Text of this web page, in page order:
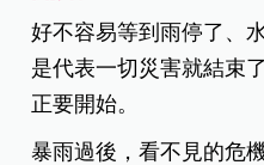
好不容易等到雨停了、
是代表一切災害就結束
正要開始。
暴雨過後，看不見的危